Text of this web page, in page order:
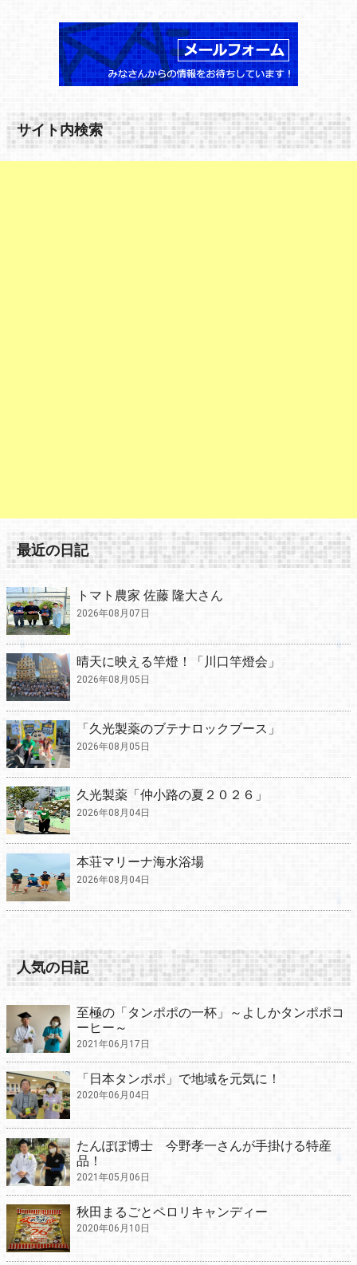
サイト内検索
最近の日記
トマト農家 佐藤 隆大さん
2026年08月07日
晴天に映える竿燈！「川口竿燈会」
2026年08月05日
「久光製薬のブテナロックブース」
2026年08月05日
久光製薬「仲小路の夏２０２６」
2026年08月04日
本荘マリーナ海水浴場
2026年08月04日
人気の日記
至極の「タンポポの一杯」～よしかタンポポコ
ーヒー～
2021年06月17日
「日本タンポポ」で地域を元気に！
2020年06月04日
たんぽぽ博士 今野孝一さんが手掛ける特産
品！
2021年05月06日
秋田まるごとペロリキャンディー
2020年06月10日